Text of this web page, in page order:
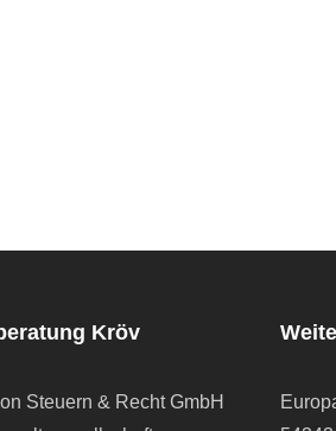
Kröv
Steuern & Recht GmbH